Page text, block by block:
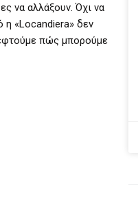
να αλλάξουν. Όχι να
η «Locandiera» δεν
πώς μπορούμε